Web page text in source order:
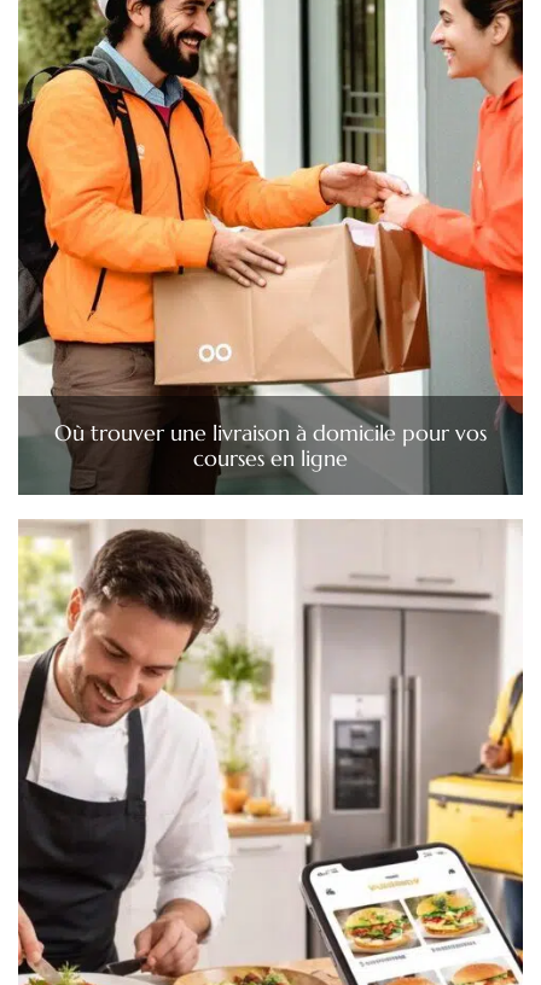
Où trouver une livraison à domicile pour vos
courses en ligne